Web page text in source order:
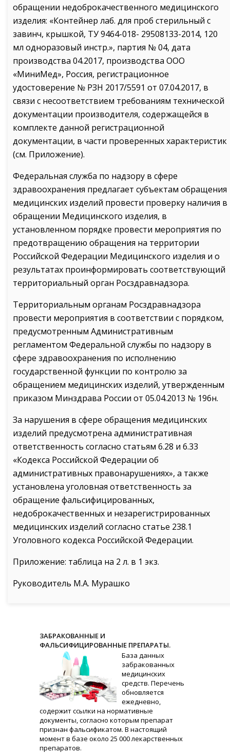
обращении недоброкачественного медицинского
изделия: «Контейнер лаб. для проб стерильный с
завинч, крышкой, ТУ 9464-018- 29508133-2014, 120
мл одноразовый инстр.», партия № 04, дата
производства 04.2017, производства ООО
«МиниМед», Россия, регистрационное
удостоверение № РЗН 2017/5591 от 07.04.2017, в
связи с несоответствием требованиям технической
документации производителя, содержащейся в
комплекте данной регистрационной
документации, в части проверенных характеристик
(см. Приложение).
Федеральная служба по надзору в сфере
здравоохранения предлагает субъектам обращения
медицинских изделий провести проверку наличия в
обращении Медицинского изделия, в
установленном порядке провести мероприятия по
предотвращению обращения на территории
Российской Федерации Медицинского изделия и о
результатах проинформировать соответствующий
территориальный орган Росздравнадзора.
Территориальным органам Росздравнадзора
провести мероприятия в соответствии с порядком,
предусмотренным Административным
регламентом Федеральной службы по надзору в
сфере здравоохранения по исполнению
государственной функции по контролю за
обращением медицинских изделий, утвержденным
приказом Минздрава России от 05.04.2013 № 196н.
За нарушения в сфере обращения медицинских
изделий предусмотрена административная
ответственность согласно статьям 6.28 и 6.33
«Кодекса Российской Федерации об
административных правонарушениях», а также
установлена уголовная ответственность за
обращение фальсифицированных,
недоброкачественных и незарегистрированных
медицинских изделий согласно статье 238.1
Уголовного кодекса Российской Федерации.
Приложение: таблица на 2 л. в 1 экз.
Руководитель М.А. Мурашко
ЗАБРАКОВАННЫЕ И
ФАЛЬСИФИЦИРОВАННЫЕ ПРЕПАРАТЫ.
База данных
забракованных
медицинских
средств. Перечень
обновляется
ежедневно,
содержит ссылки на нормативные
документы, согласно которым препарат
признан фальсификатом. В настоящий
момент в базе около 25 000 лекарственных
препаратов.